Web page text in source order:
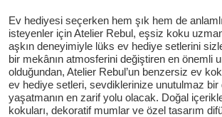
Ev hediyesi seçerken hem şık hem de
isteyenler için Atelier Rebul, eşsiz koku
aşkın deneyimiyle lüks ev hediye setlerini
bir mekânın atmosferini değiştiren en önemli
olduğundan, Atelier Rebul’un benzersiz ev
ev hediye setleri, sevdiklerinize unutulmaz bir
yaşatmanın en zarif yolu olacak. Doğal
kokuları, dekoratif mumlar ve özel tasarım